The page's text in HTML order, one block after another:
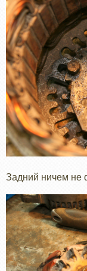
Задний ничем не